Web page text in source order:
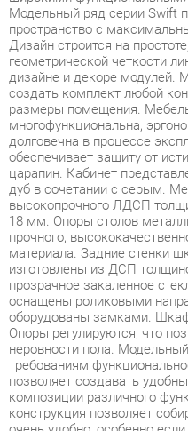
геометрической четкости
дизайне и декоре модулей.
создать комплект любой
размеры помещения. Мебель
многофункциональна,
долговечна в процессе
обеспечивает защиту от
царапин. Кабинет
дуб в сочетании с серым.
высокопрочного ЛДСП
18 мм. Опоры столов
прочного,
материала. Задние стенки
изготовлены из ДСП
прозрачное закаленное
оснащены роликовыми
оборудованы замками.
Опоры регулируются, что
неровности пола. Модельный
требованиям
позволяет создавать
композиции различного
конструкция позволяет
очень удобно, особенно если
помещении с нестандартной
простота форм и
представляют широкие
современного, динамичного и